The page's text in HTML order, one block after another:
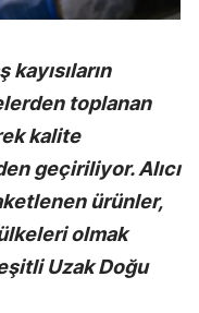
kayısıların
toplanan
kalite
geçiriliyor. Alıcı
ürünler,
olmak
Uzak Doğu